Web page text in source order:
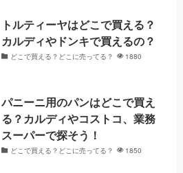
トルティーヤはどこで買える？
カルディやドンキで買えるの？
どこで買える？どこに売ってる？ 1880
パニーニ用のパンはどこで買え
る？カルディやコストコ、業務
スーパーで探そう！
どこで買える？どこに売ってる？ 1850